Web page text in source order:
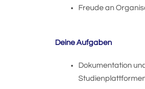
Freude an
Deine Aufgaben
Dokumentation